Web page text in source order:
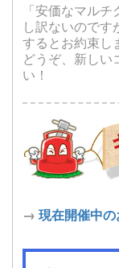
「安価なマル
し訳ないのです
するとお約束し
どうぞ、新しい
い！
→ 現在開催中